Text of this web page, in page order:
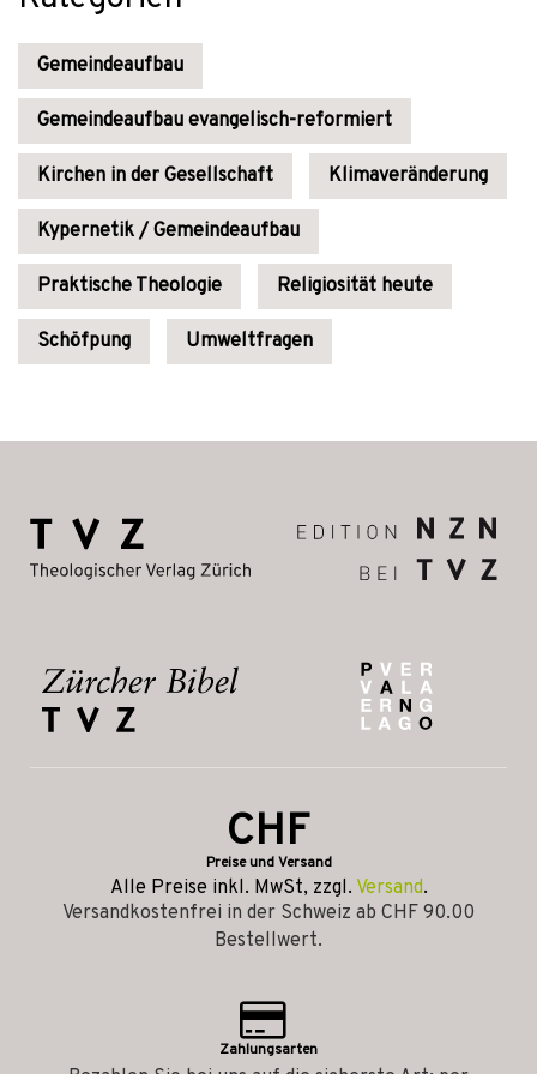
Gemeindeaufbau
Gemeindeaufbau evangelisch-reformiert
Kirchen in der Gesellschaft Klimaveränderung
Kypernetik / Gemeindeaufbau
Praktische Theologie Religiosität heute
Schöfpung Umweltfragen
CHF
Preise und Versand
Alle Preise inkl. MwSt, zzgl. Versand.
Versandkostenfrei in der Schweiz ab CHF 90.00
Bestellwert.
Zahlungsarten